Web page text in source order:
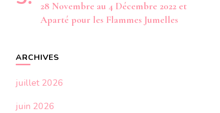
28 Novembre au 4 Décembre 2022 et
Aparté pour les Flammes Jumelles
ARCHIVES
juillet 2026
juin 2026